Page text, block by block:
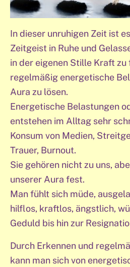
In dieser unruhigen Zeit ist
Zeitgeist in Ruhe und
in der eigenen Stille Kraft zu
regelmäßig energetische
Aura zu lösen.
Energetische Belastungen
entstehen im Alltag sehr
Konsum von Medien,
Trauer, Burnout.
Sie gehören nicht zu uns,
unserer Aura fest.
Man fühlt sich müde,
hilflos, kraftlos, ängstlich,
Geduld bis hin zur
Durch Erkennen und
kann man sich von